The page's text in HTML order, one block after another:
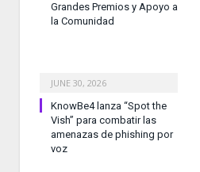
Grandes Premios y Apoyo a
la Comunidad
JUNE 30, 2026
KnowBe4 lanza “Spot the
Vish” para combatir las
amenazas de phishing por
voz